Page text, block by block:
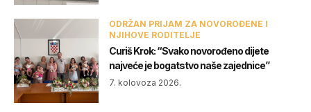
ODRŽAN PRIJAM ZA NOVOROĐENE I
NJIHOVE RODITELJE
Curiš Krok: “Svako novorođeno dijete
najveće je bogatstvo naše zajednice”
7. kolovoza 2026.